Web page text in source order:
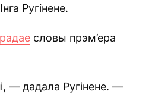
Ругінене.
словы прэм’ера
— дадала Ругінене. —